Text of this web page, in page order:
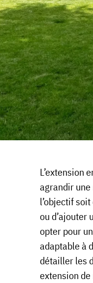
L’extension
agrandir
l’objectif
ou d’ajouter
opter pour
adaptable à
détailler les
extension